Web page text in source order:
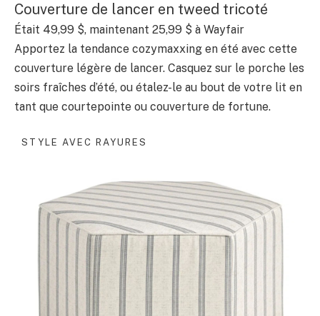
Couverture de lancer en tweed tricoté
Était 49,99 $, maintenant 25,99 $ à Wayfair
Apportez la tendance cozymaxxing en été avec cette
couverture légère de lancer. Casquez sur le porche les
soirs fraîches d’été, ou étalez-le au bout de votre lit en
tant que courtepointe ou couverture de fortune.
STYLE AVEC RAYURES